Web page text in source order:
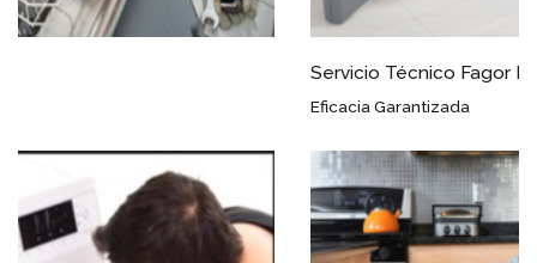
Servicio Técnico Fagor Escalante